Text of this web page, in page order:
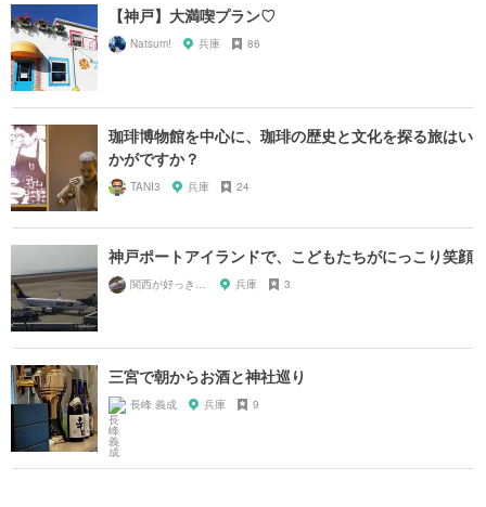
【神戸】大満喫プラン♡
Natsum! 兵庫 86
珈琲博物館を中心に、珈琲の歴史と文化を探る旅はい
かがですか？
TANI3 兵庫 24
神戸ポートアイランドで、こどもたちがにっこり笑顔
兵庫 3
三宮で朝からお酒と神社巡り
長峰 義成 兵庫 9